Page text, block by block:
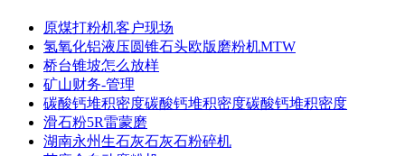
原煤打粉机客户现场
氢氧化铝液压圆锥石头欧版磨粉机MTW
桥台锥坡怎么放样
矿山财务-管理
碳酸钙堆积密度碳酸钙堆积密度碳酸钙堆积密度
滑石粉5R雷蒙磨
湖南永州生石灰石灰石粉碎机